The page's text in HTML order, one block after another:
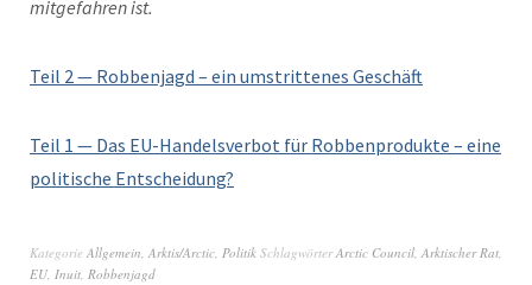
mit­ge­fahren ist.
Teil 2 — Robben­jagd – ein umstrittenes Geschäft
Teil 1 — Das EU-Han­delsver­bot für Robben­pro­duk­te – eine
poli­tis­che Entscheidung?
Kategorie Allgemein, Arktis/Arctic, Politik SchlagwörterArctic Council, Arktischer Rat,
EU, Inuit, Robbenjagd